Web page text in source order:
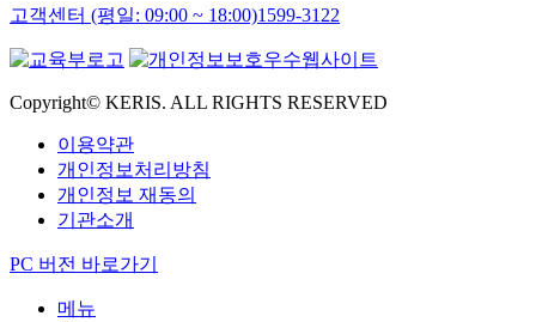
고객센터 (평일: 09:00 ~ 18:00)1599-3122
Copyright© KERIS. ALL RIGHTS RESERVED
이용약관
개인정보처리방침
개인정보 재동의
기관소개
PC 버전 바로가기
메뉴